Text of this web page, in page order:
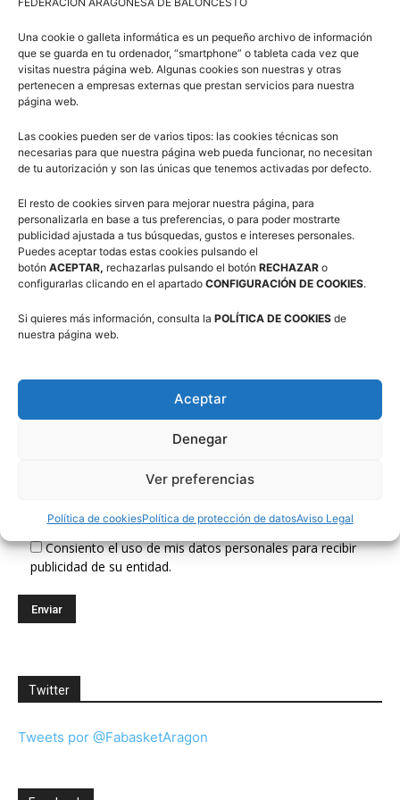
Una cookie o galleta informática es un pequeño archivo de información
que se guarda en tu ordenador, “smartphone” o tableta cada vez que
visitas nuestra página web. Algunas cookies son nuestras y otras
pertenecen a empresas externas que prestan servicios para nuestra
página web.
Las cookies pueden ser de varios tipos: las cookies técnicas son
necesarias para que nuestra página web pueda funcionar, no necesitan
de tu autorización y son las únicas que tenemos activadas por defecto.
El resto de cookies sirven para mejorar nuestra página, para
personalizarla en base a tus preferencias, o para poder mostrarte
publicidad ajustada a tus búsquedas, gustos e intereses personales.
Puedes aceptar todas estas cookies pulsando el
botón ACEPTAR, rechazarlas pulsando el botón RECHAZAR o
configurarlas clicando en el apartado CONFIGURACIÓN DE COOKIES.
Si quieres más información, consulta la POLÍTICA DE COOKIES de
nuestra página web.
Aceptar
Denegar
Ver preferencias
Política de cookiesPolítica de protección de datosAviso Legal
Comité de Árbitros (CAAB)
Síguenos en Redes Sociales
Suscríbete a nuestra Newsletter
Correo electrónico (requerido)
Consiento el uso de mis datos personales para recibir
publicidad de su entidad.
Twitter
Tweets por @FabasketAragon